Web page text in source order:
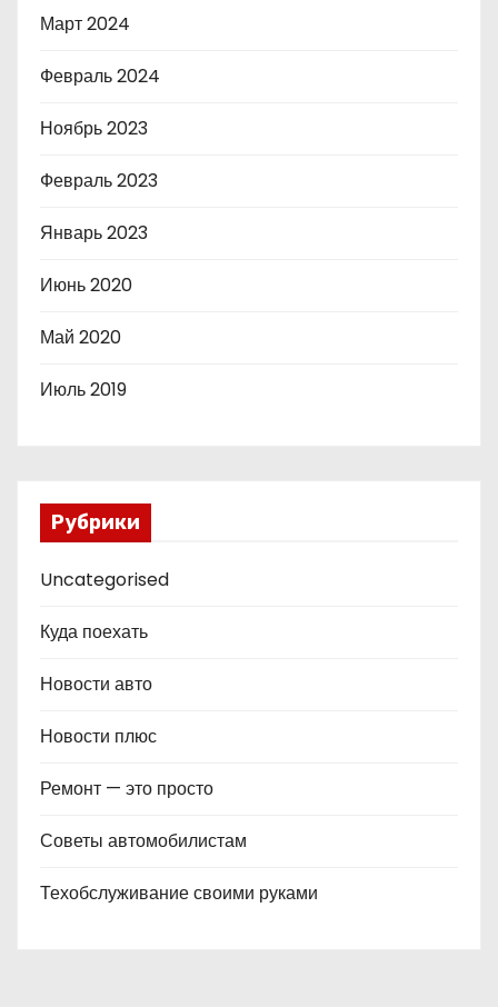
Март 2024
Февраль 2024
Ноябрь 2023
Февраль 2023
Январь 2023
Июнь 2020
Май 2020
Июль 2019
Рубрики
Uncategorised
Куда поехать
Новости авто
Новости плюс
Ремонт — это просто
Советы автомобилистам
Техобслуживание своими руками